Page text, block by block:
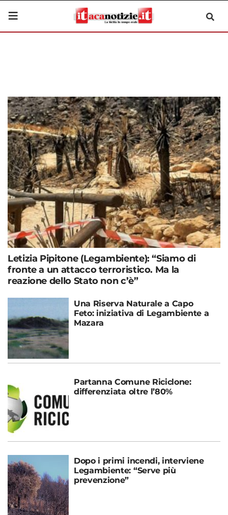
Letizia Pipitone (Legambiente): “Siamo di
fronte a un attacco terroristico. Ma la
reazione dello Stato non c’è”
Una Riserva Naturale a Capo
Feto: iniziativa di Legambiente a
Mazara
Partanna Comune Riciclone:
differenziata oltre l’80%
Dopo i primi incendi, interviene
Legambiente: “Serve più
prevenzione”